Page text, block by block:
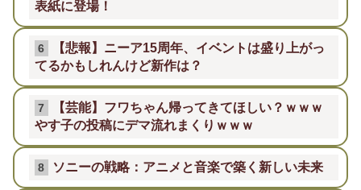
表紙に登場！
6
【悲報】ニーア15周年、イベントは盛り上がっ
てるかもしれんけど新作は？
7
【芸能】フワちゃん帰ってきてほしい？ｗｗｗ
やす子の投稿にデマ流れまくりｗｗｗ
8 ソニーの戦略：アニメと音楽で築く新しい未来